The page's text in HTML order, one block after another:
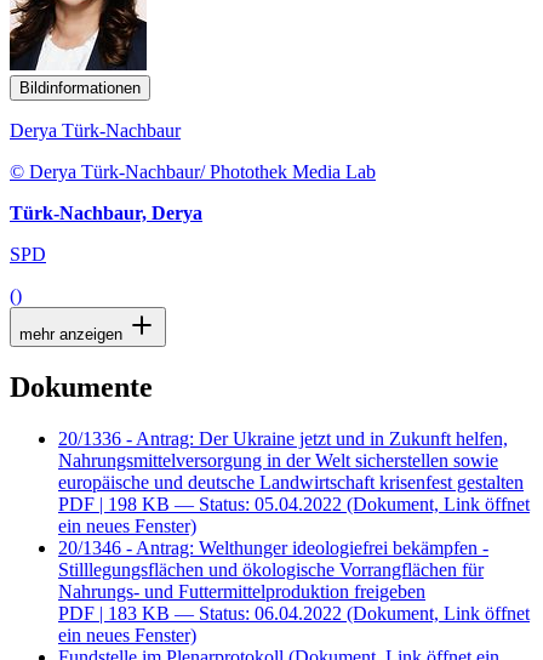
Bildinformationen
Derya Türk-Nachbaur
© Derya Türk-Nachbaur/ Photothek Media Lab
Türk-Nachbaur, Derya
SPD
()
mehr anzeigen
Dokumente
20/1336 - Antrag: Der Ukraine jetzt und in Zukunft helfen,
Nahrungsmittelversorgung in der Welt sicherstellen sowie
europäische und deutsche Landwirtschaft krisenfest gestalten
PDF | 198 KB — Status: 05.04.2022 (Dokument, Link öffnet
ein neues Fenster)
20/1346 - Antrag: Welthunger ideologiefrei bekämpfen -
Stilllegungsflächen und ökologische Vorrangflächen für
Nahrungs- und Futtermittelproduktion freigeben
PDF | 183 KB — Status: 06.04.2022 (Dokument, Link öffnet
ein neues Fenster)